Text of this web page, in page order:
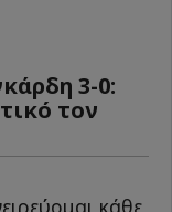
3-0:
τον